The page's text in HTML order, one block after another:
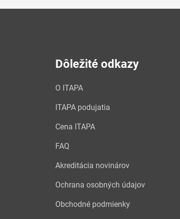
Dôležité odkazy
O ITAPA
ITAPA podujatia
Cena ITAPA
FAQ
Akreditácia novinárov
Ochrana osobných údajov
Obchodné podmienky